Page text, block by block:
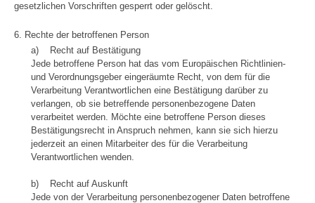
gesetzlichen Vorschriften gesperrt oder gelöscht.
6. Rechte der betroffenen Person
a) Recht auf Bestätigung
Jede betroffene Person hat das vom Europäischen Richtlinien-
und Verordnungsgeber eingeräumte Recht, von dem für die
Verarbeitung Verantwortlichen eine Bestätigung darüber zu
verlangen, ob sie betreffende personenbezogene Daten
verarbeitet werden. Möchte eine betroffene Person dieses
Bestätigungsrecht in Anspruch nehmen, kann sie sich hierzu
jederzeit an einen Mitarbeiter des für die Verarbeitung
Verantwortlichen wenden.
b) Recht auf Auskunft
Jede von der Verarbeitung personenbezogener Daten betroffene